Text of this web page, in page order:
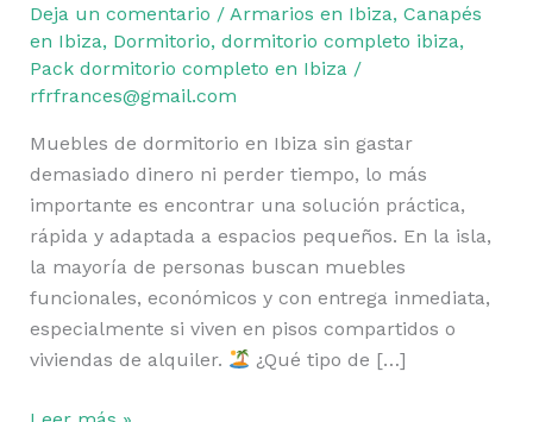
Deja un comentario / Armarios en Ibiza, Canapés
en Ibiza, Dormitorio, dormitorio completo ibiza,
Pack dormitorio completo en Ibiza/
rfrfrances@gmail.com
Muebles de dormitorio en Ibiza sin gastar
demasiado dinero ni perder tiempo, lo más
importante es encontrar una solución práctica,
rápida y adaptada a espacios pequeños. En la isla,
la mayoría de personas buscan muebles
funcionales, económicos y con entrega inmediata,
especialmente si viven en pisos compartidos o
viviendas de alquiler.
¿Qué tipo de […]